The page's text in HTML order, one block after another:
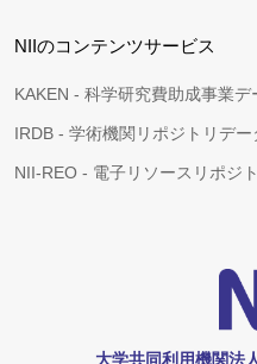
NIIのコンテンツサービス
KAKEN - 科学研究費助成事業デ
IRDB - 学術機関リポジトリデー
NII-REO - 電子リソースリポジ
大学共同利用機関法